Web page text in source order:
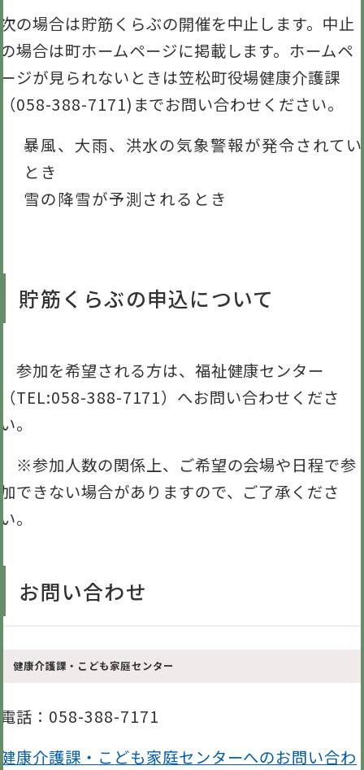
次の場合は貯筋くらぶの開催を中止します。中止
の場合は町ホームページに掲載します。ホームペ
ージが見られないときは笠松町役場健康介護課
（058-388-7171)までお問い合わせください。
暴風、大雨、洪水の気象警報が発令されて
とき
雪の降雪が予測されるとき
貯筋くらぶの申込について
参加を希望される方は、福祉健康センター
（TEL:058-388-7171）へお問い合わせくださ
い。
※参加人数の関係上、ご希望の会場や日程で参
加できない場合がありますので、ご了承くださ
い。
お問い合わせ
健康介護課・こども家庭センター
電話 ：058-388-7171
健康介護課・こども家庭センターへのお問い合わ